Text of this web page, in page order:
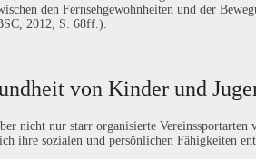
den Fernsehgewohnheiten und der
2012, S. 68ff.).
von Kinder und
nur starr organisierte Vereinssportarten
ihre sozialen und persönlichen Fähigkeiten